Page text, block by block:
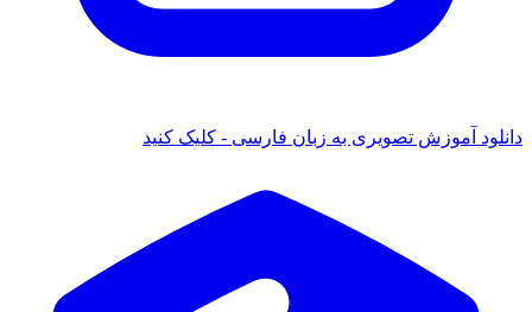
آموزش تصویری به زبان فارسی - کلیک کنید